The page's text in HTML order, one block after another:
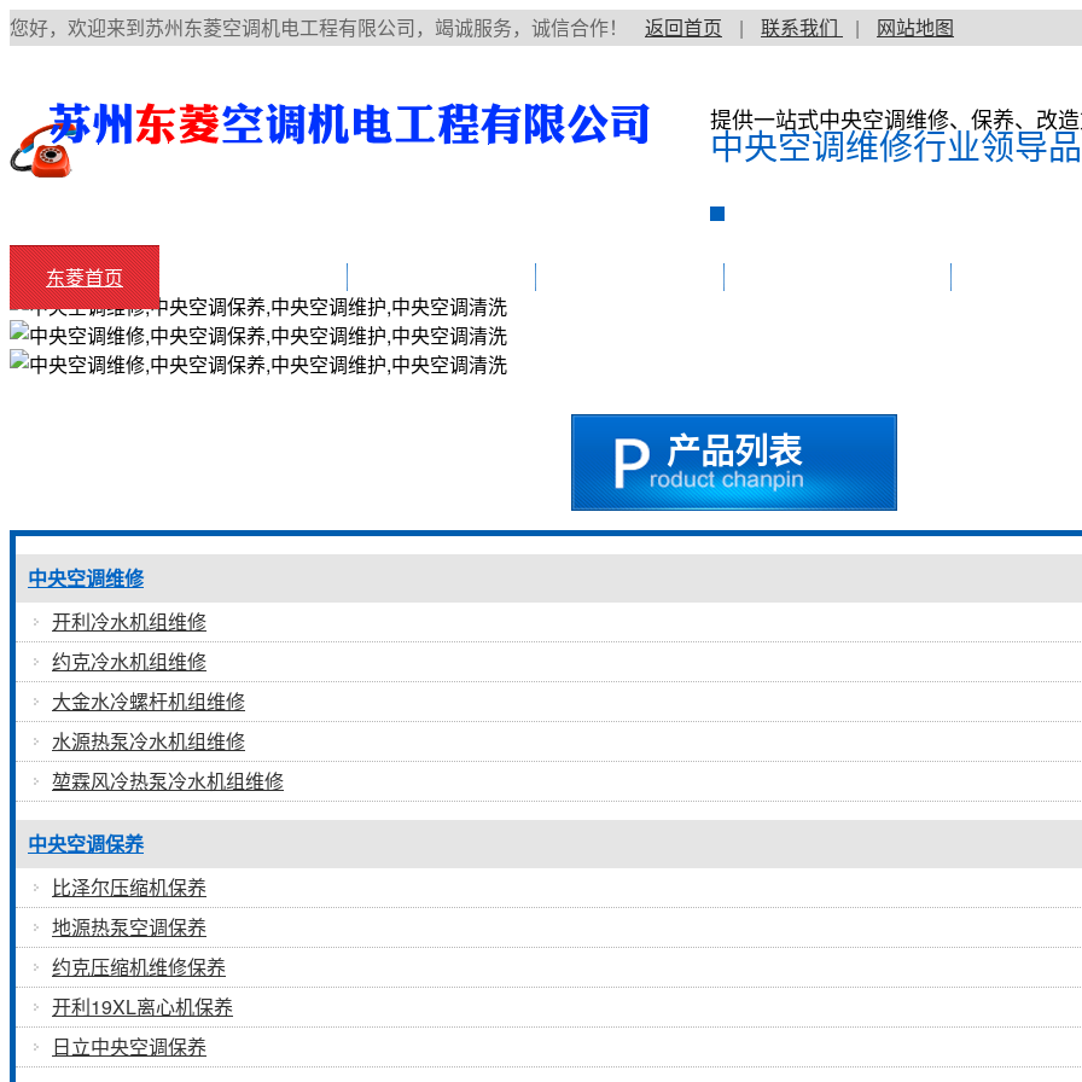
您好，欢迎来到苏州东菱空调机电工程有限公司，竭诚服务，诚信合作！ 返回首页 | 联系我们 | 网站地图
提供一站式中央空调维修、保养、改
中央空调维修行业领导
东菱首页
产品列表
中央空调维修
开利冷水机组维修
约克冷水机组维修
大金水冷螺杆机组维修
水源热泵冷水机组维修
堃霖风冷热泵冷水机组维修
中央空调保养
比泽尔压缩机保养
地源热泵空调保养
约克压缩机维修保养
开利19XL离心机保养
日立中央空调保养